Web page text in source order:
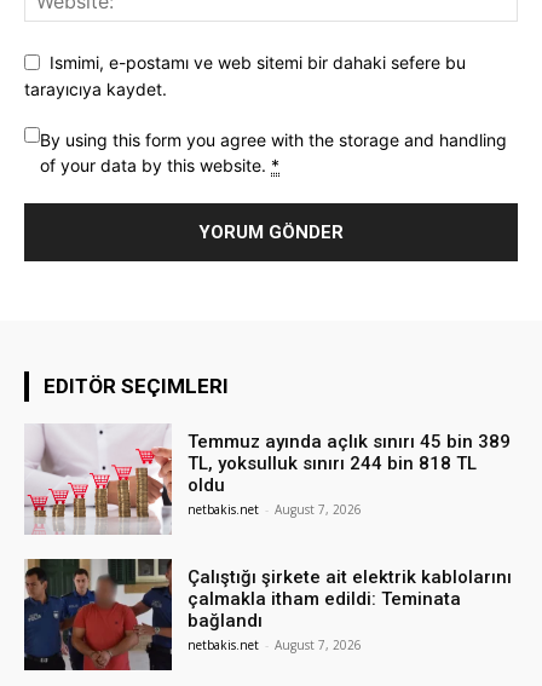
Ismimi, e-postamı ve web sitemi bir dahaki sefere bu
tarayıcıya kaydet.
By using this form you agree with the storage and handling
of your data by this website. *
EDITÖR SEÇIMLERI
Temmuz ayında açlık sınırı 45 bin 389
TL, yoksulluk sınırı 244 bin 818 TL
oldu
netbakis.net - August 7, 2026
Çalıştığı şirkete ait elektrik kablolarını
çalmakla itham edildi: Teminata
bağlandı
netbakis.net - August 7, 2026